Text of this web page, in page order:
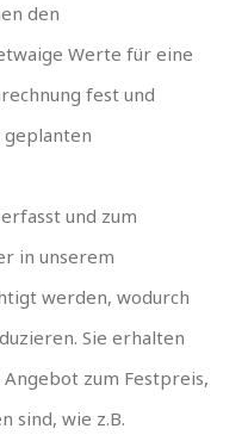
den
Werte für eine
fest und
und zum
in unserem
werden, wodurch
Sie erhalten
zum Festpreis,
sind, wie z.B.